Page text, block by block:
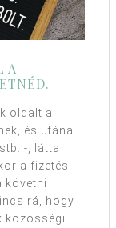
A
oldalt a
és utána
-, látta
a fizetés
követni
rá, hogy
közösségi